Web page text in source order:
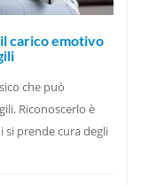
carico emotivo
che può
Riconoscerlo è
si prende cura degli